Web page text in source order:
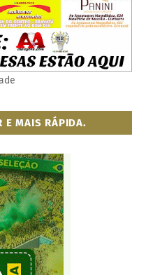
E MAIS RÁPIDA.